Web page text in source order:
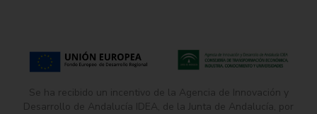
Se ha recibido un incentivo de la Agencia de Innovación y
Desarrollo de Andalucía IDEA, de la Junta de Andalucía, por